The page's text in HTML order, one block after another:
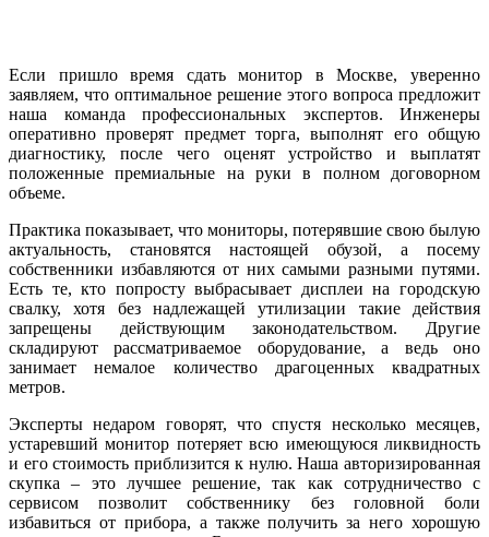
Если пришло время сдать монитор в Москве, уверенно
заявляем, что оптимальное решение этого вопроса предложит
наша команда профессиональных экспертов. Инженеры
оперативно проверят предмет торга, выполнят его общую
диагностику, после чего оценят устройство и выплатят
положенные премиальные на руки в полном договорном
объеме.
Практика показывает, что мониторы, потерявшие свою былую
актуальность, становятся настоящей обузой, а посему
собственники избавляются от них самыми разными путями.
Есть те, кто попросту выбрасывает дисплеи на городскую
свалку, хотя без надлежащей утилизации такие действия
запрещены действующим законодательством. Другие
складируют рассматриваемое оборудование, а ведь оно
занимает немалое количество драгоценных квадратных
метров.
Эксперты недаром говорят, что спустя несколько месяцев,
устаревший монитор потеряет всю имеющуюся ликвидность
и его стоимость приблизится к нулю. Наша авторизированная
скупка – это лучшее решение, так как сотрудничество с
сервисом позволит собственнику без головной боли
избавиться от прибора, а также получить за него хорошую